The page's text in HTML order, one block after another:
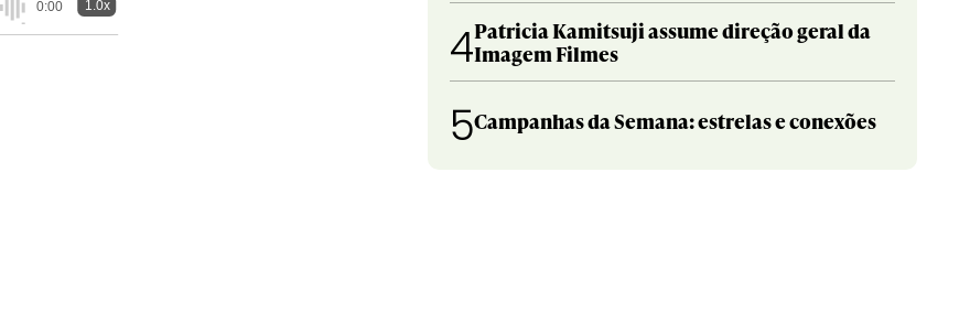
0:00 1.0x
4Patricia Kamitsuji assume direção geral da
Imagem Filmes
5Campanhas da Semana: estrelas e conexões